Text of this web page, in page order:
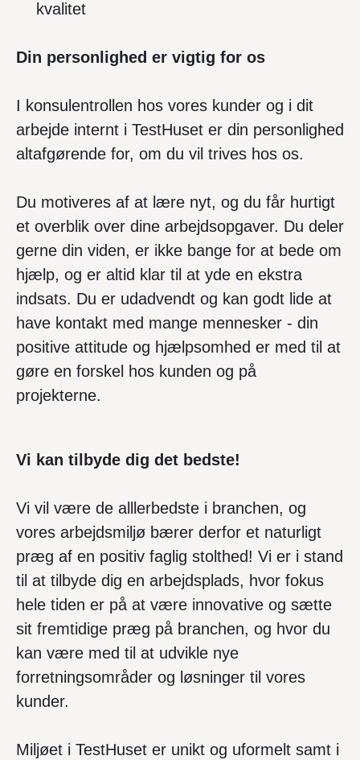
kvalitet
Din personlighed er vigtig for os
I konsulentrollen hos vores kunder og i dit
arbejde internt i TestHuset er din personlighed
altafgørende for, om du vil trives hos os.
Du motiveres af at lære nyt, og du får hurtigt
et overblik over dine arbejdsopgaver. Du deler
gerne din viden, er ikke bange for at bede om
hjælp, og er altid klar til at yde en ekstra
indsats. Du er udadvendt og kan godt lide at
have kontakt med mange mennesker - din
positive attitude og hjælpsomhed er med til at
gøre en forskel hos kunden og på
projekterne.
Vi kan tilbyde dig det bedste!
Vi vil være de alllerbedste i branchen, og
vores arbejdsmiljø bærer derfor et naturligt
præg af en positiv faglig stolthed! Vi er i stand
til at tilbyde dig en arbejdsplads, hvor fokus
hele tiden er på at være innovative og sætte
sit fremtidige præg på branchen, og hvor du
kan være med til at udvikle nye
forretningsområder og løsninger til vores
kunder.
Miljøet i TestHuset er unikt og uformelt samt i